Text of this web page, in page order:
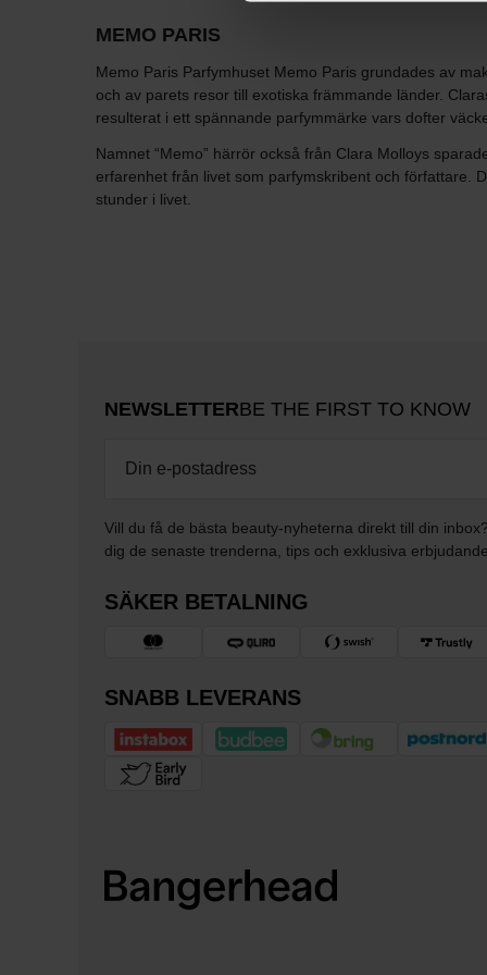
MEMO PARIS
Memo Paris Parfymhuset Memo Paris grundades av
och av parets resor till exotiska främmande länder.
resulterat i ett spännande parfymmärke vars dofter
Namnet “Memo” härrör också från Clara Molloys
erfarenhet från livet som parfymskribent och författare.
stunder i livet.
NEWSLETTERBE THE FIRST TO KNOW
Vill du få de bästa beauty-nyheterna direkt till din
dig de senaste trenderna, tips och exklusiva
SÄKER BETALNING
SNABB LEVERANS